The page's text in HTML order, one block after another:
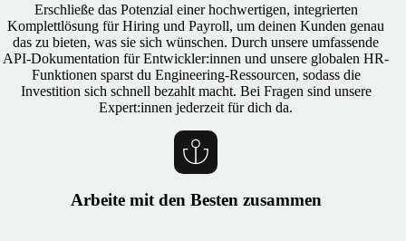
Erschließe das Potenzial einer hochwertigen, integrierten
Komplettlösung für Hiring und Payroll, um deinen Kunden genau
das zu bieten, was sie sich wünschen. Durch unsere umfassende
API-Dokumentation für Entwickler:innen und unsere globalen HR-
Funktionen sparst du Engineering-Ressourcen, sodass die
Investition sich schnell bezahlt macht. Bei Fragen sind unsere
Expert:innen jederzeit für dich da.
Arbeite mit den Besten zusammen